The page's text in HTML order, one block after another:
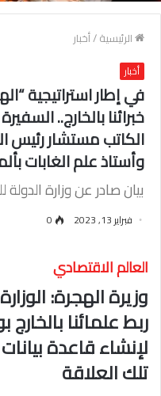
الرئيسية/أخبار
أخبار
في إطار استراتيجية
خبرائنا بالخارج..
الكاتب مستشار رئيس
وأستاذ علم الغابات
بيان صادر عن وزارة
فبراير 13, 2023 0
العالم الاقتصادي
وزيرة الهجرة:
ربط علمائنا
لإنشاء قاعدة
تلك العلاقة